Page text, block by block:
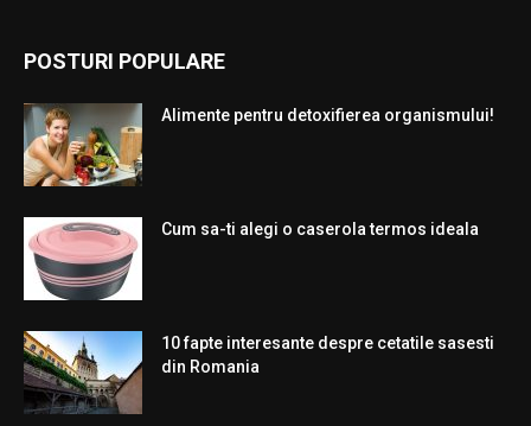
POSTURI POPULARE
Alimente pentru detoxifierea organismului!
Cum sa-ti alegi o caserola termos ideala
10 fapte interesante despre cetatile sasesti
din Romania